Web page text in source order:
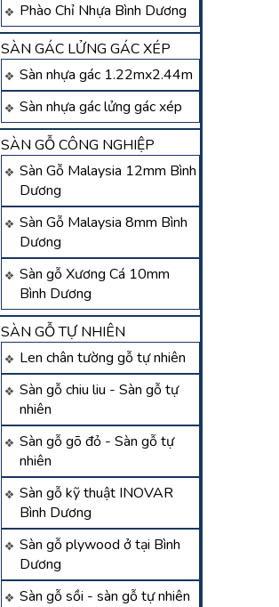
Phào Chỉ Nhựa Bình Dương
SÀN GÁC LỬNG GÁC XÉP
Sàn nhựa gác 1.22mx2.44m
Sàn nhựa gác lửng gác xép
SÀN GỖ CÔNG NGHIỆP
Sàn Gỗ Malaysia 12mm Bình
Dương
Sàn Gỗ Malaysia 8mm Bình
Dương
Sàn gỗ Xương Cá 10mm
Bình Dương
SÀN GỖ TỰ NHIÊN
Len chân tường gỗ tự nhiên
Sàn gỗ chiu liu - Sàn gỗ tự
nhiên
Sàn gỗ gõ đỏ - Sàn gỗ tự
nhiên
Sàn gỗ kỹ thuật INOVAR
Bình Dương
Sàn gỗ plywood ở tại Bình
Dương
Sàn gỗ sồi - sàn gỗ tự nhiên